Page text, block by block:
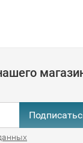
5,000 и